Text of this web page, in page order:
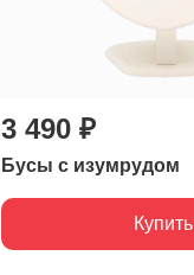
3 490 ₽
Бусы с изумрудом
Купить